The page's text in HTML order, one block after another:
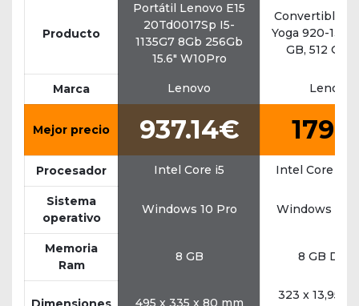
Producto
Portátil Lenovo E15
20Td0017Sp I5-
1135G7 8Gb 256Gb
15.6" W10Pro
Convertible
Yoga 920-
GB, 512 GB
Marca Lenovo Lenovo
Mejor precio 937.14€
Procesador Intel Core i5 Intel Core i7
Sistema
operativo
Windows 10 Pro Windows 10
Memoria
Ram
8 GB 8 GB
495 x 335 x 80 mm
323 x 13,95 x